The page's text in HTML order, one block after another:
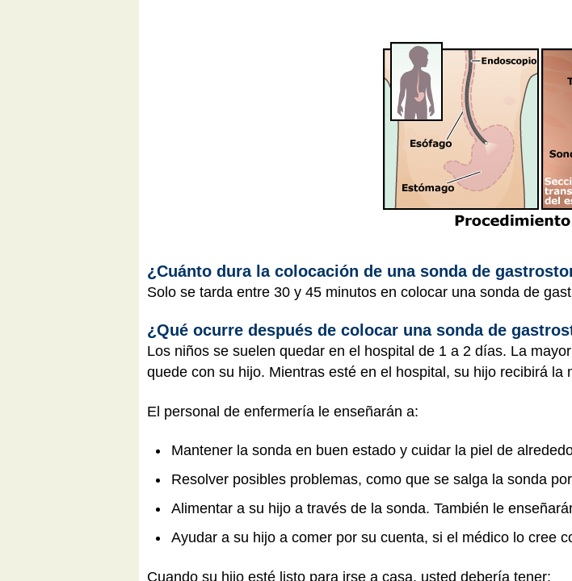
¿Cuánto dura la colocación de una sonda de
Solo se tarda entre 30 y 45 minutos en colocar una sonda de
¿Qué ocurre después de colocar una sonda de
Los niños se suelen quedar en el hospital de 1 a 2 días. La
quede con su hijo. Mientras esté en el hospital, su hijo recibirá la
El personal de enfermería le enseñarán a:
Mantener la sonda en buen estado y cuidar la piel de
Resolver posibles problemas, como que se salga la sonda
Alimentar a su hijo a través de la sonda. También le
Ayudar a su hijo a comer por su cuenta, si el médico lo cree
Cuando su hijo esté listo para irse a casa, usted debería tener: